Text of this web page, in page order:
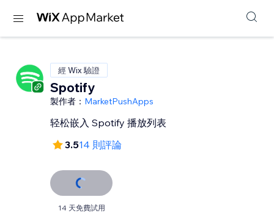
經 Wix 驗證
Spotify
製作者： MarketPushApps
轻松嵌入 Spotify 播放列表
3.514 則評論
14 天免費試用